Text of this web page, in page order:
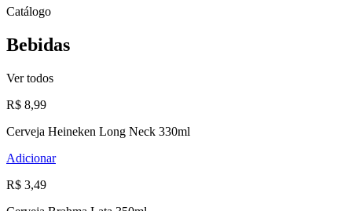
Catálogo
Bebidas
Ver todos
R$ 8,99
Cerveja Heineken Long Neck 330ml
Adicionar
R$ 3,49